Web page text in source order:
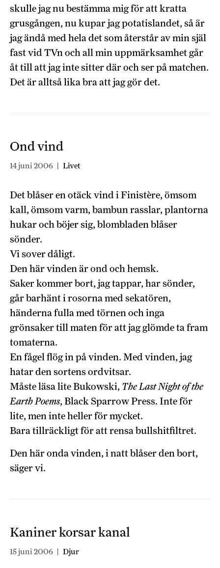
skulle jag nu bestämma mig för att kratta
grusgången, nu kupar jag potatislandet, så är
jag ändå med hela det som återstår av min själ
fast vid TVn och all min uppmärksamhet går
åt till att jag inte sitter där och ser på matchen.
Det är alltså lika bra att jag gör det.
Ond vind
14 juni 2006 | Livet
Det blåser en otäck vind i Finistère, ömsom
kall, ömsom varm, bambun rasslar, plantorna
hukar och böjer sig, blombladen blåser
sönder.
Vi sover dåligt.
Den här vinden är ond och hemsk.
Saker kommer bort, jag tappar, har sönder,
går barhänt i rosorna med sekatören,
händerna fulla med törnen och inga
grönsaker till maten för att jag glömde ta fram
tomaterna.
En fågel flög in på vinden. Med vinden, jag
hatar den sortens ordvitsar.
Måste läsa lite Bukowski, The Last Night of the
Earth Poems, Black Sparrow Press. Inte för
lite, men inte heller för mycket.
Bara tillräckligt för att rensa bullshitfiltret.
Den här onda vinden, i natt blåser den bort,
säger vi.
Kaniner korsar kanal
15 juni 2006 | Djur